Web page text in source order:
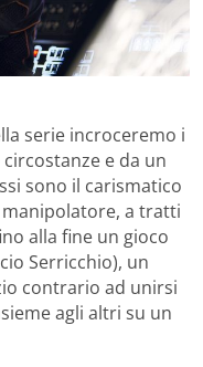
serie incroceremo i
e da un
sono il carismatico
manipolatore, a tratti
alla fine un gioco
Serricchio), un
contrario ad unirsi
agli altri su un